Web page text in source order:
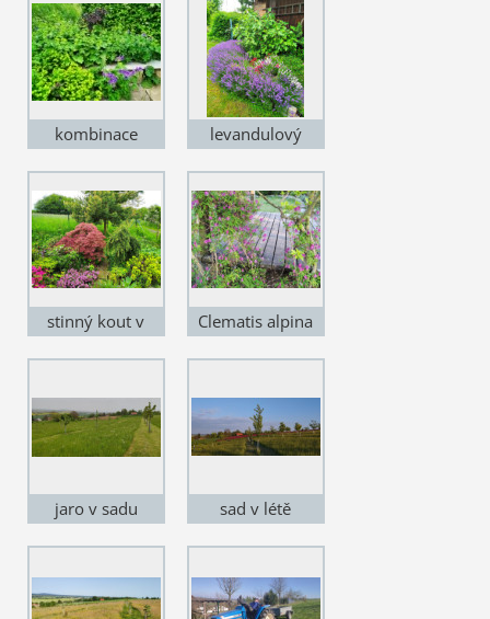
kombinace
pryšců a kakostu
levandulový
stinný kout v
Clematis alpina
jaro v sadu sad v létě